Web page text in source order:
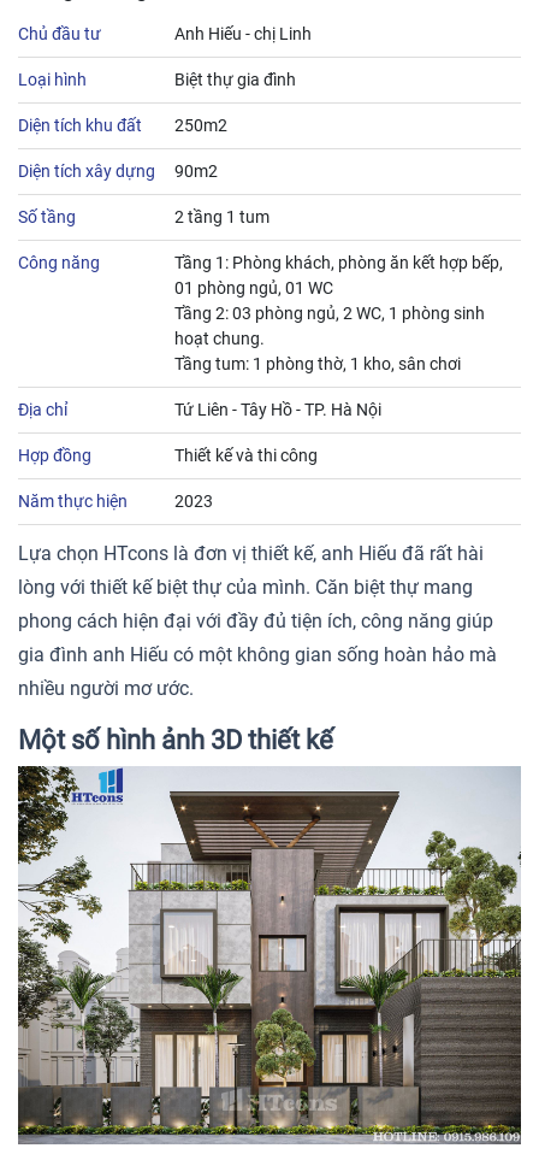
Chủ đầu tư Anh Hiếu - chị Linh
Loại hình Biệt thự gia đình
Diện tích khu đất 250m2
Diện tích xây dựng 90m2
Số tầng 2 tầng 1 tum
Công năng
Tầng 1: Phòng khách, phòng ăn kết hợp bếp,
01 phòng ngủ, 01 WC
Tầng 2: 03 phòng ngủ, 2 WC, 1 phòng sinh
hoạt chung.
Tầng tum: 1 phòng thờ, 1 kho, sân chơi
Địa chỉ Tứ Liên - Tây Hồ - TP. Hà Nội
Hợp đồng Thiết kế và thi công
Năm thực hiện 2023
Lựa chọn HTcons là đơn vị thiết kế, anh Hiếu đã rất hài
lòng với thiết kế biệt thự của mình. Căn biệt thự mang
phong cách hiện đại với đầy đủ tiện ích, công năng giúp
gia đình anh Hiếu có một không gian sống hoàn hảo mà
nhiều người mơ ước.
Một số hình ảnh 3D thiết kế